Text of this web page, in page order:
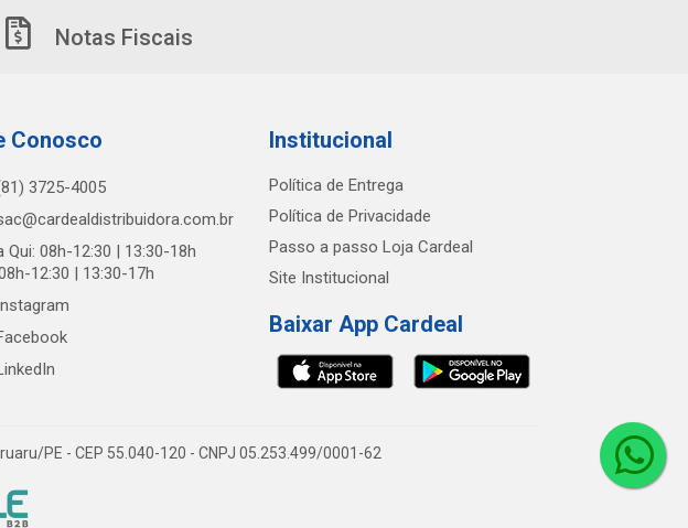
Notas Fiscais
Conosco
3725-4005
Qui: 08h-12:30 | 13:30-18h
12:30 | 13:30-17h
Institucional
Política de Entrega
Política de Privacidade
Passo a passo Loja Cardeal
Site Institucional
Baixar App Cardeal
PE - CEP 55.040-120 - CNPJ 05.253.499/0001-62